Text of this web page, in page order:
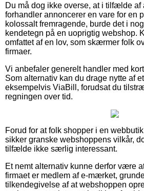
Du må dog ikke overse, at i tilfælde af
forhandler annoncerer en vare for en
kolossalt fremragende, burde det i
kendetegn på en uoprigtig webshop.
omfattet af en lov, som skærmer folk
firmaer.
Vi anbefaler generelt handler med
Som alternativ kan du drage nytte af
eksempelvis ViaBill, forudsat du
regningen over tid.
Forud for at folk shopper i en
sikker granske webshoppens vilkår,
tilfælde ikke særlig interessant.
Et nemt alternativ kunne derfor være
firmaet er medlem af e-mærket,
tilkendegivelse af at webshoppen